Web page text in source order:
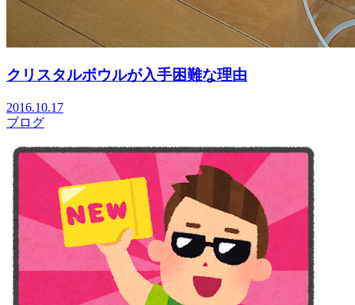
クリスタルボウルが入手困難な理由
2016.10.17
ブログ